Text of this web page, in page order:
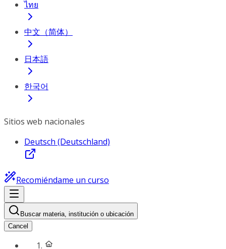
ไทย
中文（简体）
日本語
한국어
Sitios web nacionales
Deutsch (Deutschland)
Recomiéndame un curso
Buscar materia, institución o ubicación
Cancel